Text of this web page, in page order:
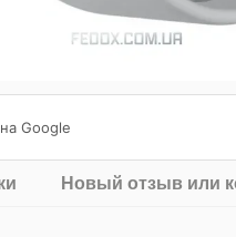
на Google
Новый отзыв или